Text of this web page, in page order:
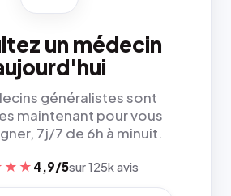
un médecin
généralistes sont
maintenant pour vous
7j/7 de 6h à minuit.
4,9/5sur 125k avis